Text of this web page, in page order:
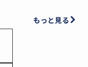
もっと見る